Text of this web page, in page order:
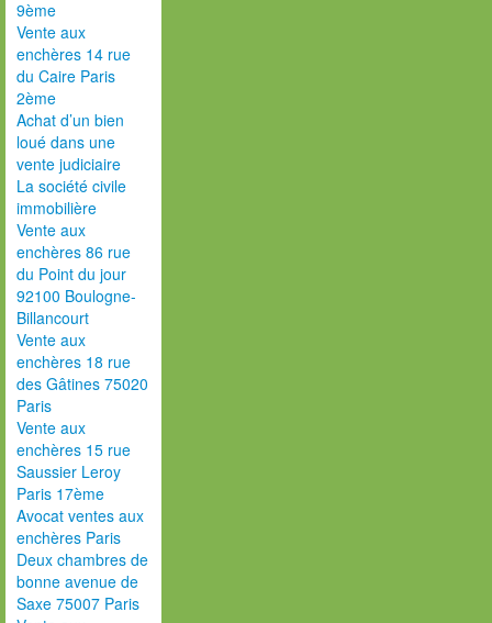
9ème
Vente aux
enchères 14 rue
du Caire Paris
2ème
Achat d’un bien
loué dans une
vente judiciaire
La société civile
immobilière
Vente aux
enchères 86 rue
du Point du jour
92100 Boulogne-
Billancourt
Vente aux
enchères 18 rue
des Gâtines 75020
Paris
Vente aux
enchères 15 rue
Saussier Leroy
Paris 17ème
Avocat ventes aux
enchères Paris
Deux chambres de
bonne avenue de
Saxe 75007 Paris